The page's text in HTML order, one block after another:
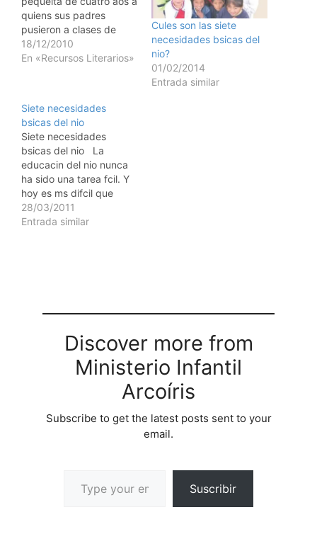
quiens sus padres
pusieron a clases de
piano, su mam exaltaba
a lo sumo las cualidades
vientre haba recibido
muchisima estimulacin
para ello,…
18/12/2010
En «Recursos Literarios»
Cules son las siete
necesidades bsicas del
nio?
01/02/2014
Entrada similar
Siete necesidades
bsicas del nio
Siete necesidades
bsicas del nio La
educacin del nio nunca
ha sido una tarea fcil. Y
hoy es ms difcil que
nunca. Esto significa que
ms que nunca se
28/03/2011
Entrada similar
Discover more from
Ministerio Infantil
Arcoíris
Subscribe to get the latest posts sent to your
email.
Suscribir